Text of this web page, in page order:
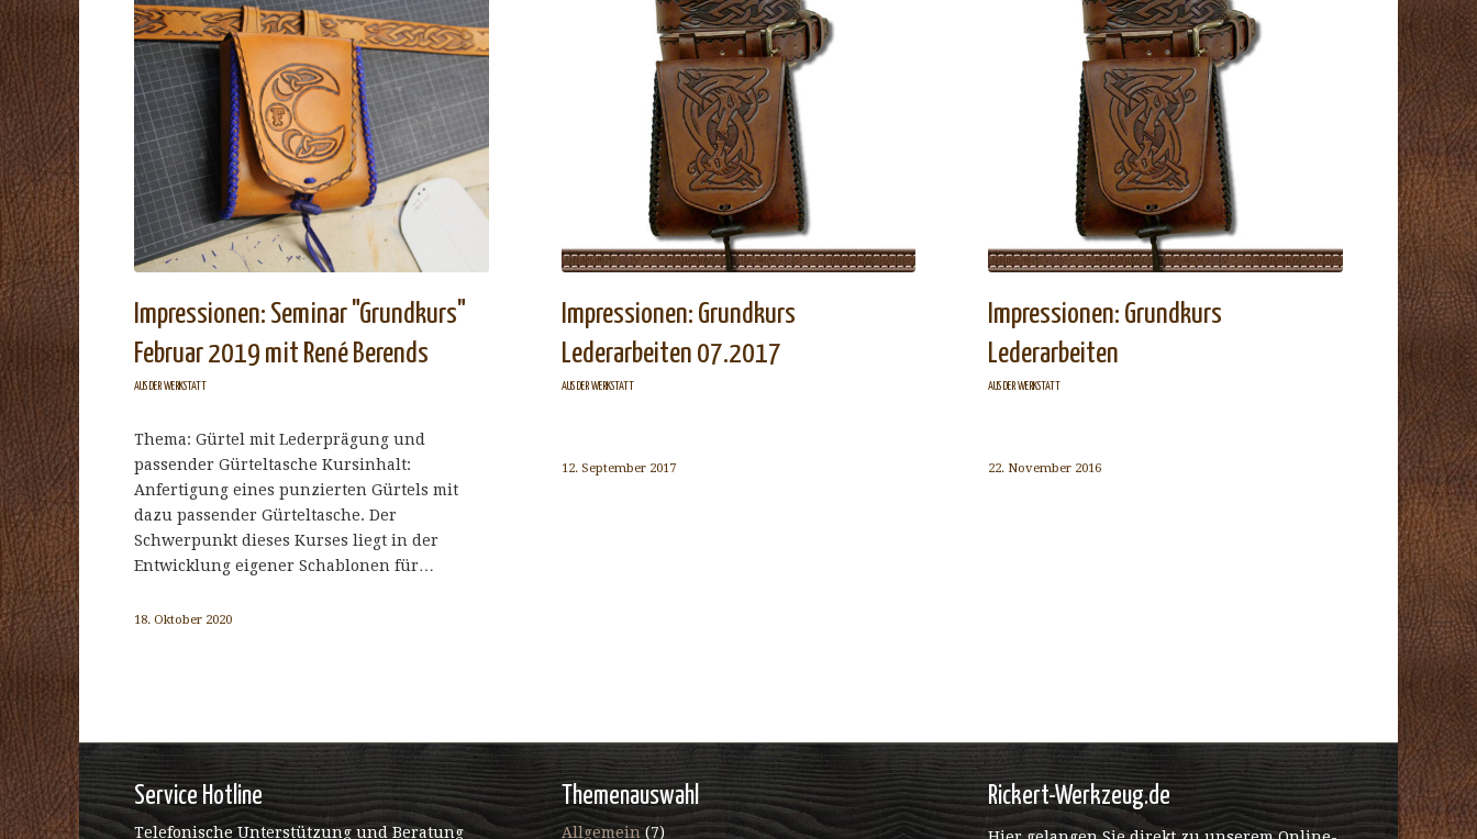
Impressionen: Seminar "Grundkurs"
Februar 2019 mit René Berends
AUS DER WERKSTATT
Thema: Gürtel mit Lederprägung und
passender Gürteltasche Kursinhalt:
Anfertigung eines punzierten Gürtels mit
dazu passender Gürteltasche. Der
Schwerpunkt dieses Kurses liegt in der
Entwicklung eigener Schablonen für…
18. Oktober 2020
Impressionen: Grundkurs
Lederarbeiten 07.2017
AUS DER WERKSTATT
12. September 2017
Impressionen: Grundkurs
Lederarbeiten
AUS DER WERKSTATT
22. November 2016
Service Hotline
Telefonische Unterstützung und Beratung
Themenauswahl
Allgemein(7)
Rickert-Werkzeug.de